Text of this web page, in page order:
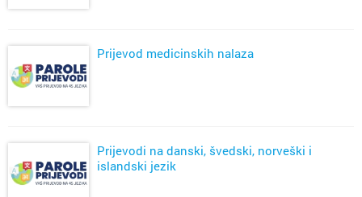
Prijevod medicinskih nalaza
Prijevodi na danski, švedski, norveški i
islandski jezik